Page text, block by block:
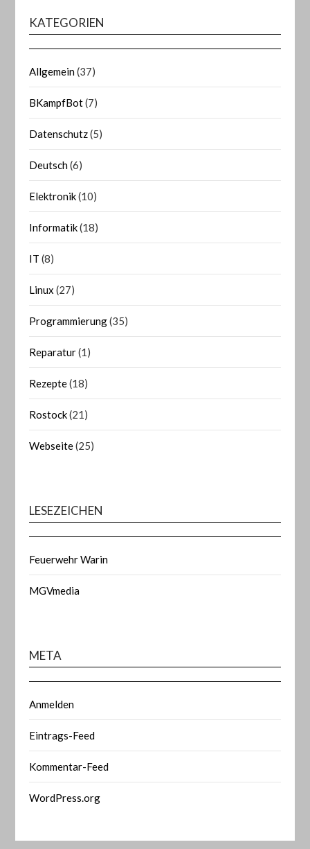
KATEGORIEN
Allgemein(37)
BKampfBot(7)
Datenschutz(5)
Deutsch(6)
Elektronik(10)
Informatik(18)
IT (8)
Linux (27)
Programmierung(35)
Reparatur(1)
Rezepte(18)
Rostock(21)
Webseite(25)
LESEZEICHEN
Feuerwehr Warin
MGVmedia
META
Anmelden
Eintrags-Feed
Kommentar-Feed
WordPress.org